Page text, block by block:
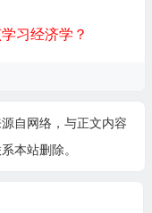
习经济学？
自网络，与正文内容
本站删除。